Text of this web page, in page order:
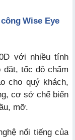
Wise Eye
với nhiều tính
tốc độ chấm
cho quý khách,
cơ sở chế biến
mỡ.
nổi tiếng của